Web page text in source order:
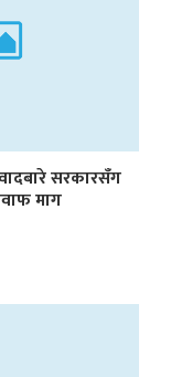
सरकारसँग
माग